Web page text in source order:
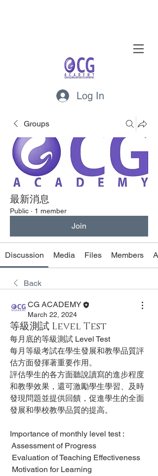
Log In
Groups
最新消息
Public · 1 member
Join
Discussion Media Files Members
Back
CG ACADEMY
March 22, 2024
等級測試 Level Test
每月底的等級測試 Level Test
每月等級考試在學生發展和教學品質評
估方面發揮著重要作用。
評估學生的各方面聽說讀寫的進步程度
和教學效果，還可激勵學生學習、及時
發現問題並提供回饋，促進學生的全面
發展和學校教學品質的提高。
Importance of monthly level test :
Assessment of Progress
Evaluation of Teaching Effectiveness
Motivation for Learning